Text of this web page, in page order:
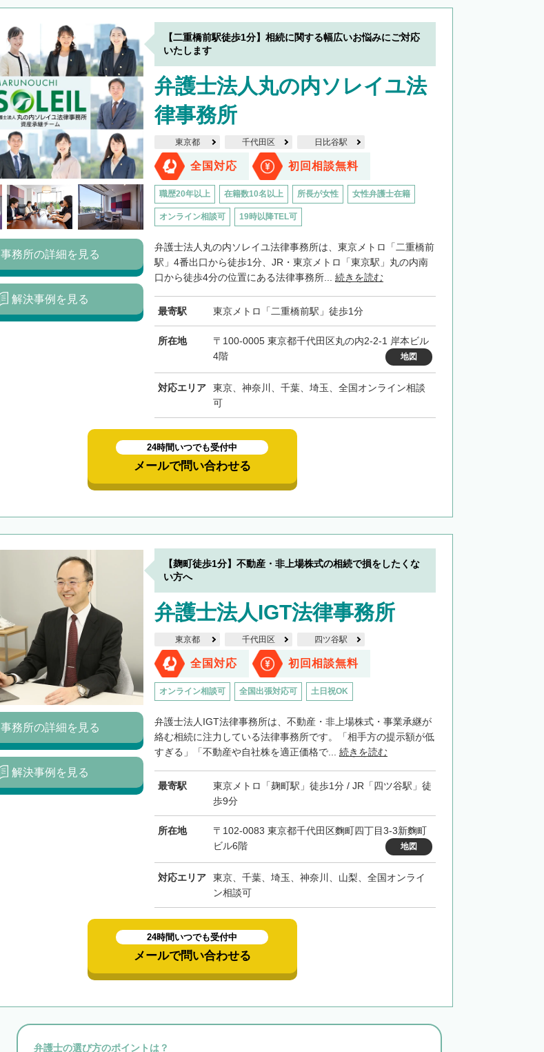
【二重橋前駅徒歩1分】相続に関する幅広いお悩みにご対応
いたします
弁護士法人丸の内ソレイユ法
律事務所
東京都 千代田区 日比谷駅
全国対応 初回相談無料
職歴20年以上 在籍数10名以上 所長が女性 女性弁護士在籍
オンライン相談可 19時以降TEL可
弁護士法人丸の内ソレイユ法律事務所は、東京メトロ「二重橋前
駅」4番出口から徒歩1分、JR・東京メトロ「東京駅」丸の内南
口から徒歩4分の位置にある法律事務所... 続きを読む
最寄駅 東京メトロ「二重橋前駅」徒歩1分
所在地
〒100-0005 東京都千代田区丸の内2-2-1 岸本ビル
4階
地図
対応エリア
東京、神奈川、千葉、埼玉、全国オンライン相談
可
事務所の詳細を見る
解決事例を見る
24時間いつでも受付中
メールで問い合わせる
【麹町徒歩1分】不動産・非上場株式の相続で損をしたくな
い方へ
弁護士法人IGT法律事務所
東京都 千代田区 四ツ谷駅
全国対応 初回相談無料
オンライン相談可 全国出張対応可 土日祝OK
弁護士法人IGT法律事務所は、不動産・非上場株式・事業承継が
絡む相続に注力している法律事務所です。「相手方の提示額が低
すぎる」「不動産や自社株を適正価格で... 続きを読む
最寄駅
東京メトロ「麹町駅」徒歩1分 / JR「四ツ谷駅」徒
歩9分
所在地
〒102-0083 東京都千代田区麴町四丁目3-3新麴町
ビル6階
地図
対応エリア
東京、千葉、埼玉、神奈川、山梨、全国オンライ
ン相談可
事務所の詳細を見る
解決事例を見る
24時間いつでも受付中
メールで問い合わせる
弁護士の選び方のポイントは？